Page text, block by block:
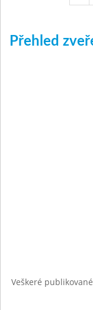
Přehled
Veškeré